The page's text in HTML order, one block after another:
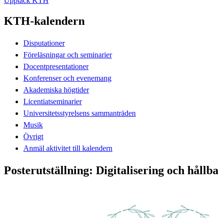
KTH-kalendern
Disputationer
Föreläsningar och seminarier
Docentpresentationer
Konferenser och evenemang
Akademiska högtider
Licentiatseminarier
Universitetsstyrelsens sammanträden
Musik
Övrigt
Anmäl aktivitet till kalendern
Posterutställning: Digitalisering och